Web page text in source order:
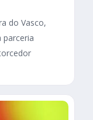
do Vasco,
parceria